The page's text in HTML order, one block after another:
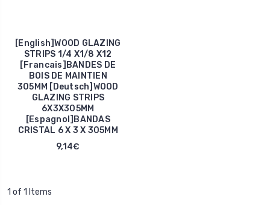
[English]WOOD GLAZING
STRIPS 1/4 X1/8 X12
[Francais]BANDES DE
BOIS DE MAINTIEN
305MM [Deutsch]WOOD
GLAZING STRIPS
6X3X305MM
[Espagnol]BANDAS
CRISTAL 6 X 3 X 305MM
9,14€
1 of 1 Items